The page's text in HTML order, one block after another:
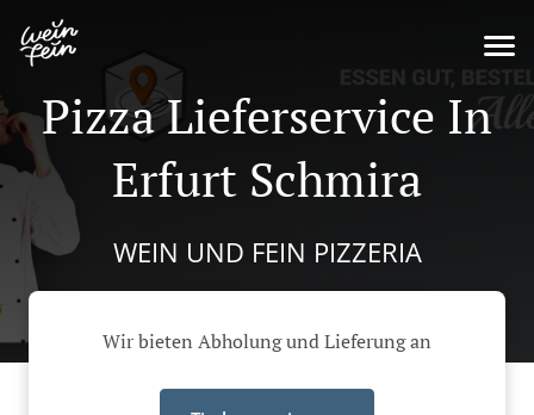
Pizza Lieferservice In
Erfurt Schmira
WEIN UND FEIN PIZZERIA
Wir bieten Abholung und Lieferung an